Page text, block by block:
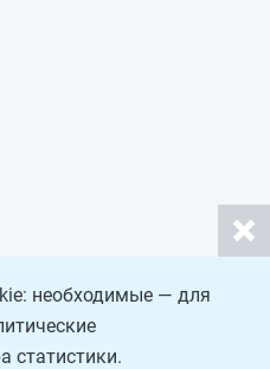
необходимые — для
статистики.